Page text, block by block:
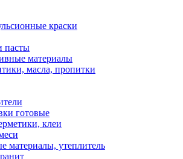
краски
пасты
материалы
масла, пропитки
готовые
клеи
материалы, утеплитель